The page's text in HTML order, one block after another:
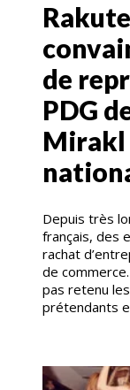
de
PDG
Mirakl
Depuis très
français, des
rachat
de
pas retenu
prétendants